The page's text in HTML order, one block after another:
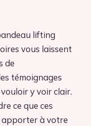
lifting
vous laissent
de
témoignages
y voir clair.
ce que ces
apporter à votre